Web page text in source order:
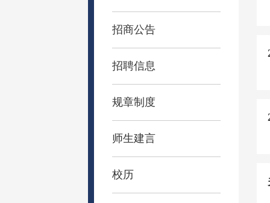
招商公告
招聘信息
规章制度
师生建言
校历